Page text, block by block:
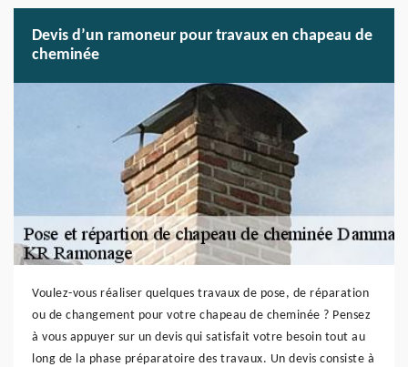
Devis d’un ramoneur pour travaux en chapeau de
cheminée
Voulez-vous réaliser quelques travaux de pose, de réparation
ou de changement pour votre chapeau de cheminée ? Pensez
à vous appuyer sur un devis qui satisfait votre besoin tout au
long de la phase préparatoire des travaux. Un devis consiste à